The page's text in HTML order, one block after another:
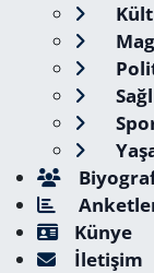
Künye
İletişim